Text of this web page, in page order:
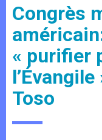
Congrès
« purifier
Toso